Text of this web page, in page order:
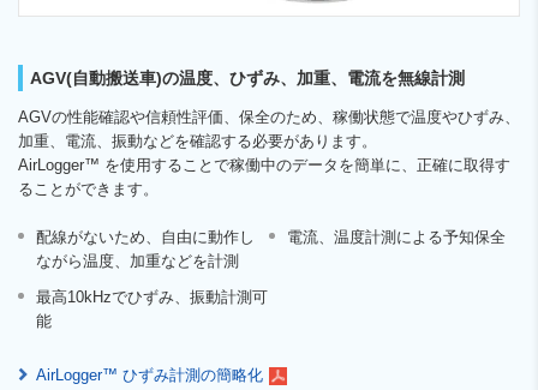
AGV(自動搬送車)の温度、ひずみ、加重、電流を無線計測
AGVの性能確認や信頼性評価、保全のため、稼働状態で温度やひずみ、
加重、電流、振動などを確認する必要があります。
AirLogger™ を使用することで稼働中のデータを簡単に、正確に取得す
ることができます。
配線がないため、自由に動作し
ながら温度、加重などを計測
電流、温度計測による予知保全
最高10kHzでひずみ、振動計測可
能
AirLogger™ ひずみ計測の簡略化